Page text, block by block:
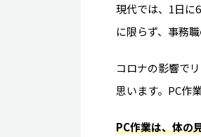
現代では、1日に
に限らず、事務
コロナの影響で
思います。PC作
PC作業は、体の